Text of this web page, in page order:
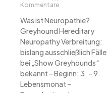
Kommentare
Was ist Neuropathie?
Greyhound Hereditary
Neuropathy Verbreitung:
bislang ausschließlich Fälle
bei „Show Greyhounds“
bekannt – Beginn: 3. – 9.
Lebensmonat –